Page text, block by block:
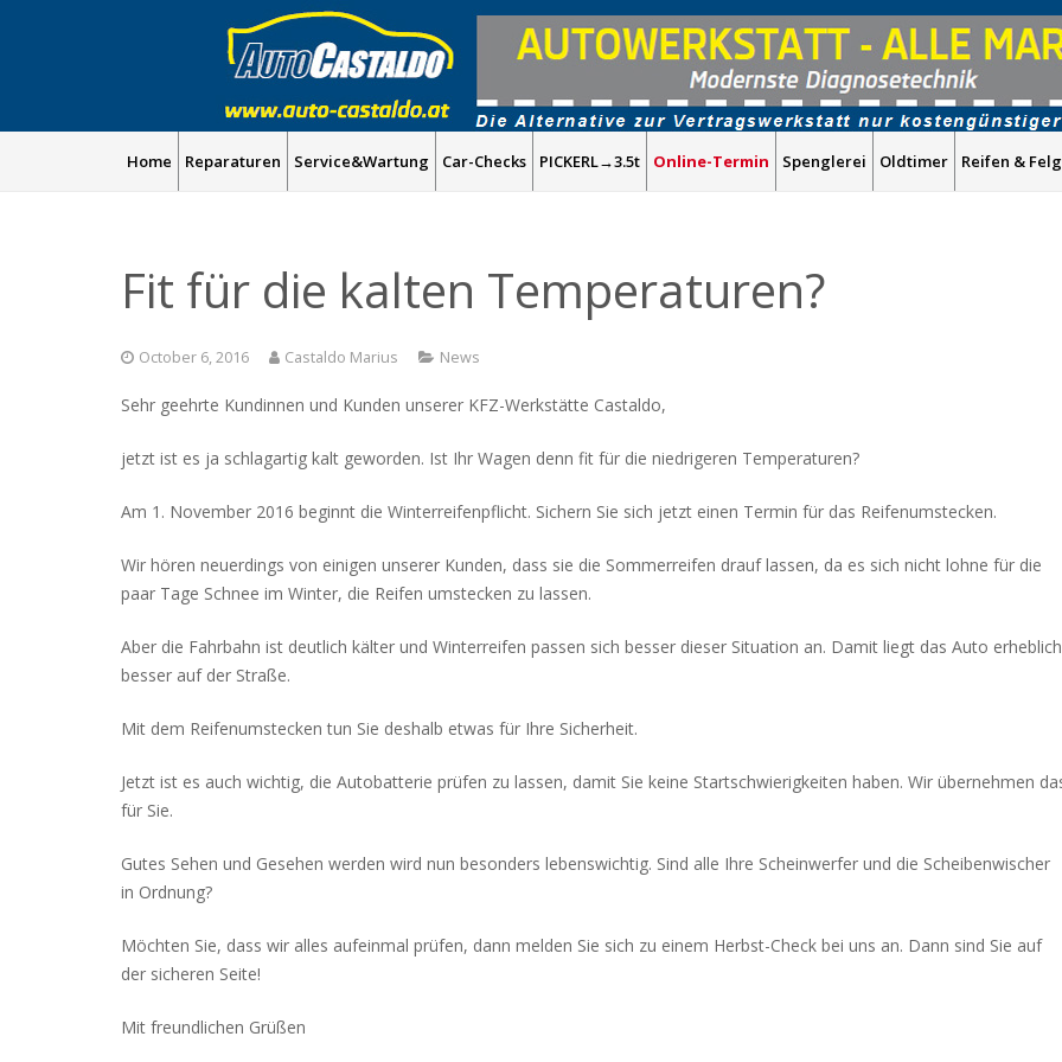
Home Reparaturen Service&Wartung Car-Checks PICKERL→3.5t Online-Termin Spenglerei Oldtimer Reifen &
Fit für die kalten Temperaturen?
October 6, 2016 Castaldo Marius News
Sehr geehrte Kundinnen und Kunden unserer KFZ-Werkstätte Castaldo,
jetzt ist es ja schlagartig kalt geworden. Ist Ihr Wagen denn fit für die niedrigeren Temperaturen?
Am 1. November 2016 beginnt die Winterreifenpflicht. Sichern Sie sich jetzt einen Termin für das Reifenumstecken.
Wir hören neuerdings von einigen unserer Kunden, dass sie die Sommerreifen drauf lassen, da es sich nicht lohne für die
paar Tage Schnee im Winter, die Reifen umstecken zu lassen.
Aber die Fahrbahn ist deutlich kälter und Winterreifen passen sich besser dieser Situation an. Damit liegt das Auto erheblich
besser auf der Straße.
Mit dem Reifenumstecken tun Sie deshalb etwas für Ihre Sicherheit.
Jetzt ist es auch wichtig, die Autobatterie prüfen zu lassen, damit Sie keine Startschwierigkeiten haben. Wir übernehmen
für Sie.
Gutes Sehen und Gesehen werden wird nun besonders lebenswichtig. Sind alle Ihre Scheinwerfer und die Scheibenwischer
in Ordnung?
Möchten Sie, dass wir alles aufeinmal prüfen, dann melden Sie sich zu einem Herbst-Check bei uns an. Dann sind Sie auf
der sicheren Seite!
Mit freundlichen Grüßen